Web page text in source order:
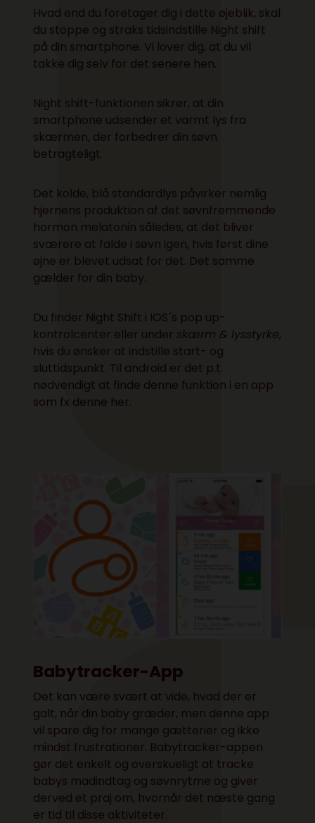
Hvad end du foretager dig i dette øjeblik, skal
du stoppe og straks tidsindstille Night shift
på din smartphone. Vi lover dig, at du vil
takke dig selv for det senere hen.
Night shift-funktionen sikrer, at din
smartphone udsender et varmt lys fra
skærmen, der forbedrer din søvn
betragteligt.
Det kolde, blå standardlys påvirker nemlig
hjernens produktion af det søvnfremmende
hormon melatonin således, at det bliver
sværere at falde i søvn igen, hvis først dine
øjne er blevet udsat for det. Det samme
gælder for din baby.
Du finder Night Shift i IOS´s pop up-
kontrolcenter eller under skærm & lysstyrke,
hvis du ønsker at indstille start- og
sluttidspunkt. Til android er det p.t.
nødvendigt at finde denne funktion i en app
som fx denne her.
Babytracker-App
Det kan være svært at vide, hvad der er
galt, når din baby græder, men denne app
vil spare dig for mange gætterier og ikke
mindst frustrationer. Babytracker-appen
gør det enkelt og overskueligt at tracke
babys madindtag og søvnrytme og giver
derved et praj om, hvornår det næste gang
er tid til disse aktiviteter.